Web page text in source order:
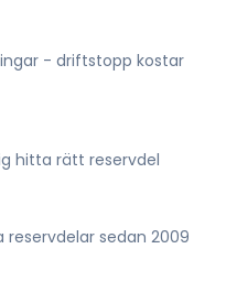
- driftstopp kostar
hitta rätt reservdel
reservdelar sedan 2009